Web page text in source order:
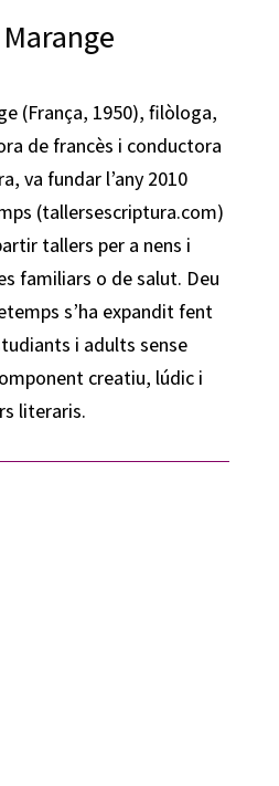
(França, 1950), filòloga,
de francès i conductora
va fundar l’any 2010
(tallersescriptura.com)
tallers per a nens i
familiars o de salut. Deu
s’ha expandit fent
i adults sense
creatiu, lúdic i
literaris.